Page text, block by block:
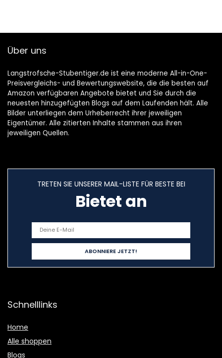
Über uns
Langstrofsche-Stubentiger.de ist eine moderne All-in-One-
Preisvergleichs- und Bewertungswebsite, die die besten auf
Amazon verfügbaren Angebote bietet und Sie durch die
neuesten hinzugefügten Blogs auf dem Laufenden hält. Alle
Bilder unterliegen dem Urheberrecht ihrer jeweiligen
Eigentümer. Alle zitierten Inhalte stammen aus ihren
jeweiligen Quellen.
TRETEN SIE UNSERER MAIL-LISTE FÜR BESTE BEI
Bietet an
Schnelllinks
Home
Alle shoppen
Blogs